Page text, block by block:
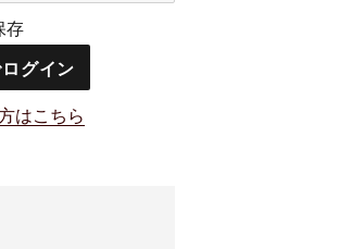
存
はこちら